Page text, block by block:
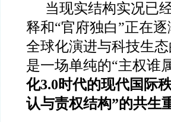
当现实结构实况已
释和“官府独白”正在
全球化演进与科技生
是一场单纯的“主权谁
化3.0时代的现代国际
认与责权结构”的共生